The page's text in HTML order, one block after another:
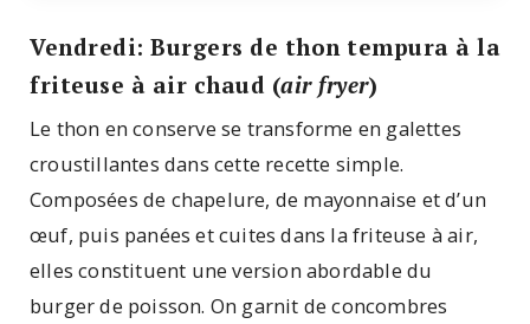
Vendredi: Burgers de thon tempura à la
friteuse à air chaud (air fryer)
Le thon en conserve se transforme en galettes
croustillantes dans cette recette simple.
Composées de chapelure, de mayonnaise et d’un
œuf, puis panées et cuites dans la friteuse à air,
elles constituent une version abordable du
burger de poisson. On garnit de concombres